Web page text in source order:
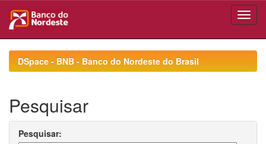
navigationDSpace - BNB - Banco do Nordeste do Brasil
Pesquisar
Pesquisar: